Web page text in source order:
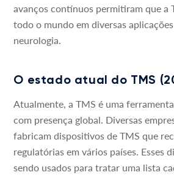
avanços contínuos permitiram que a
todo o mundo em diversas
neurologia.
O estado atual do TMS
Atualmente, a TMS é uma
com presença global. Diversas
fabricam dispositivos de TMS que
regulatórias em vários países. Esses
sendo usados para tratar uma lista